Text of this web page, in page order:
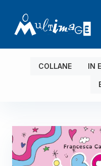
COLLANE IN